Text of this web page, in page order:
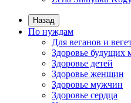
Назад
По нуждам
Для веганов и
Здоровье будущих
Здоровье детей
Здоровье женщин
Здоровье мужчин
Здоровье сердца